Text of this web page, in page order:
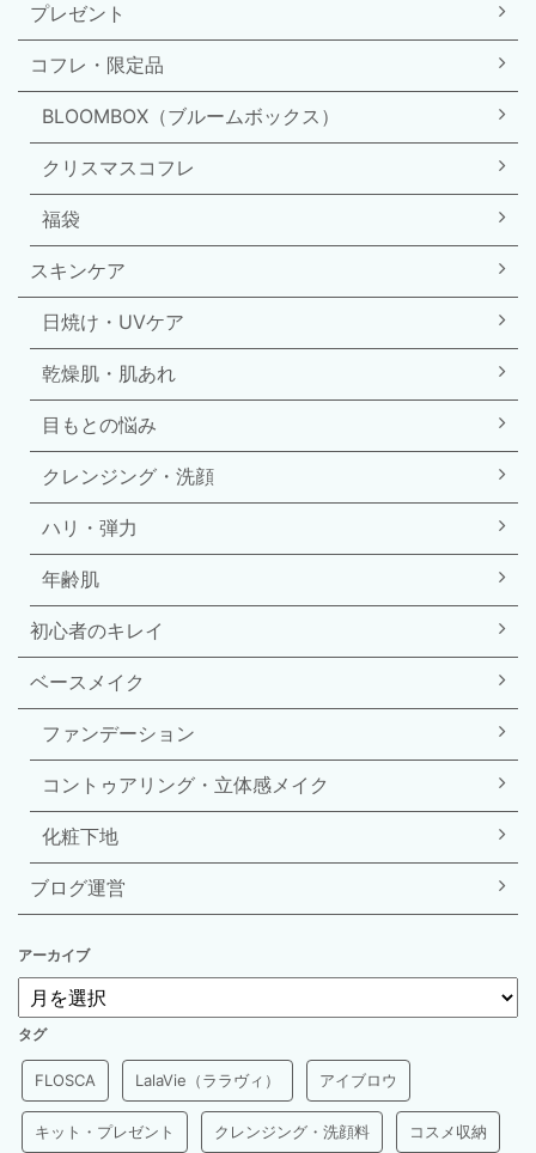
プレゼント
コフレ・限定品
BLOOMBOX（ブルームボックス）
クリスマスコフレ
福袋
スキンケア
日焼け・UVケア
乾燥肌・肌あれ
目もとの悩み
クレンジング・洗顔
ハリ・弾力
年齢肌
初心者のキレイ
ベースメイク
ファンデーション
コントゥアリング・立体感メイク
化粧下地
ブログ運営
アーカイブ
タグ
FLOSCA LalaVie（ララヴィ） アイブロウ
キット・プレゼント クレンジング・洗顔料 コスメ収納